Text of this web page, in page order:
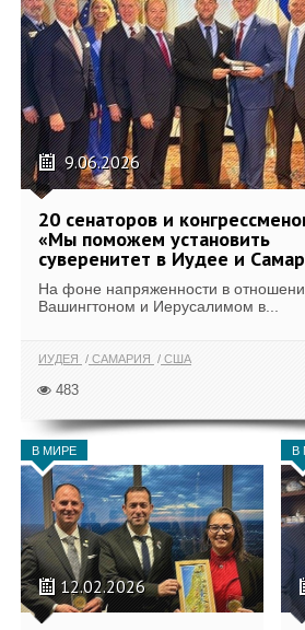
9.06.2026
20 сенаторов и
«Мы поможем установить
суверенитет в Иудее и
На фоне напряженности в
Вашингтоном и Иерусалимом в...
ИУДЕЯ САМАРИЯ США
483
В МИРЕ
12.02.2026
В